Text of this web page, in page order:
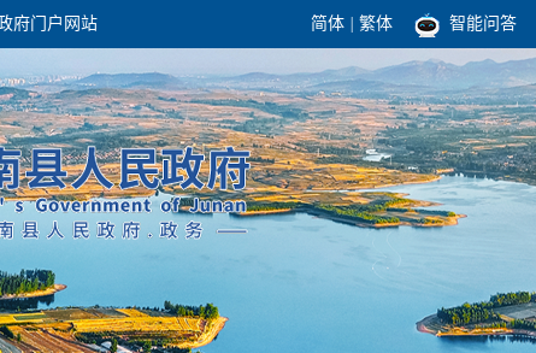
府门户网站 简体 繁体 智能问答
团结高效 理性法
政府
领导之窗 政府机构
政府会议 政府公报
政府数据
政府工作报告